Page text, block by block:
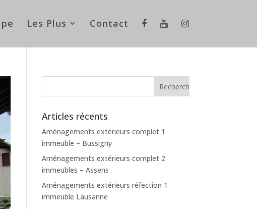
Les Plus Contact
Articles récents
Aménagements extérieurs complet 1
immeuble – Bussigny
Aménagements extérieurs complet 2
immeubles – Assens
Aménagements extérieurs réfection 1
immeuble Lausanne